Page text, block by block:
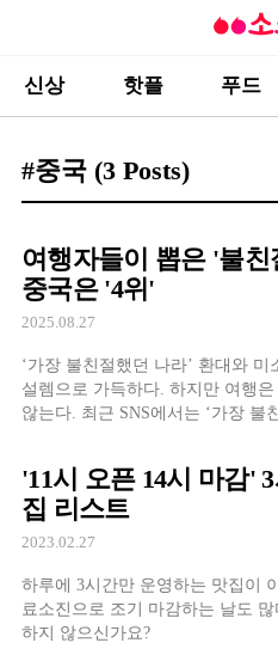
신상 핫플 푸드
#중국 (3 Posts)
여행자들이 뽑은 '불
중국은 '4위'
2025.08.27
‘가장 불친절했던 나라’ 환대와
설렘으로 가득하다. 하지만 여행
않는다. 최근 SNS에서는 ‘가장 불
세한 내용이 담겨 있었다. 이 여론
를 정리했다. 10위 에스토니아 에
'11시 오픈 14시 마감'
집 리스트
2023.02.27
하루에 3시간만 운영하는 맛집이
료소진으로 조기 마감하는 날도
하지 않으신가요?